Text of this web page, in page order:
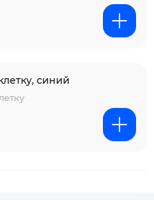
синий